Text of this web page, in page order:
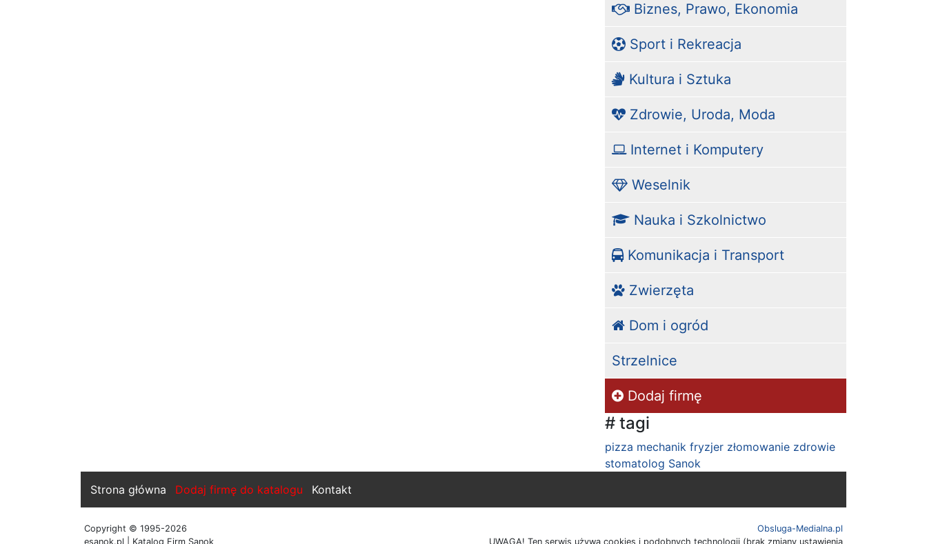
Biznes, Prawo, Ekonomia
Sport i Rekreacja
Kultura i Sztuka
Zdrowie, Uroda, Moda
Internet i Komputery
Weselnik
Nauka i Szkolnictwo
Komunikacja i Transport
Zwierzęta
Dom i ogród
Strzelnice
Dodaj firmę
# tagi
pizza mechanik fryzjer złomowanie zdrowie
stomatolog Sanok
Strona główna
Dodaj firmę do katalogu Kontakt
Copyright © 1995-2026
esanok.pl | Katalog Firm Sanok
Obsluga-Medialna.pl
UWAGA! Ten serwis używa cookies i podobnych technologii (brak zmiany ustawienia